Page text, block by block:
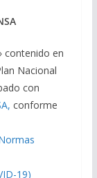
contenido en
Nacional
con
conforme
19)